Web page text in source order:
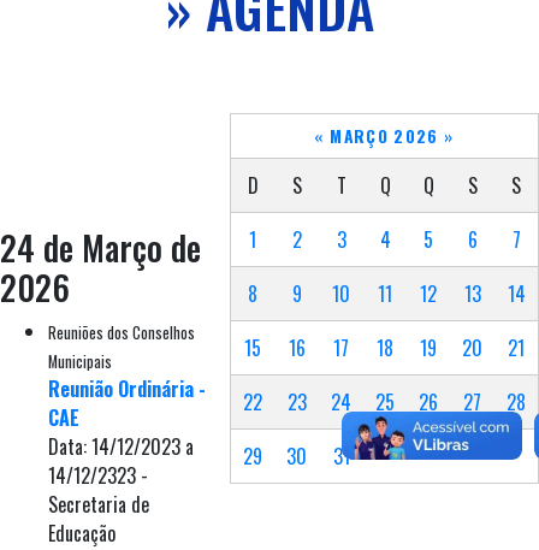
« MARÇO 2026 »
D S T Q Q S
S
1
2 3 4 5 6
7
8
9 10 11 12 13
14
15
16 17 18 19 20
21
22
23 24 25 26 27
28
29
30 31
24 de Março de
2026
Reuniões dos Conselhos
Municipais
Reunião Ordinária -
CAE
Data: 14/12/2023 a
14/12/2323 -
Secretaria de
Educação